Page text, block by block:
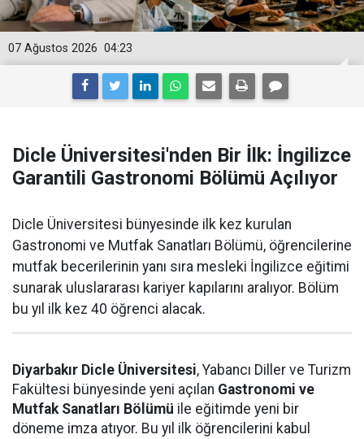
04:23
07 Ağustos 2026
Dicle Üniversitesi'nden Bir İlk: İngilizce
Garantili Gastronomi Bölümü Açılıyor
Dicle Üniversitesi bünyesinde ilk kez kurulan
Gastronomi ve Mutfak Sanatları Bölümü, öğrencilerine
mutfak becerilerinin yanı sıra mesleki İngilizce eğitimi
sunarak uluslararası kariyer kapılarını aralıyor. Bölüm
bu yıl ilk kez 40 öğrenci alacak.
Diyarbakır Dicle Üniversitesi, Yabancı Diller ve Turizm
Fakültesi bünyesinde yeni açılan Gastronomi ve
Mutfak Sanatları Bölümü ile eğitimde yeni bir
döneme imza atıyor. Bu yıl ilk öğrencilerini kabul